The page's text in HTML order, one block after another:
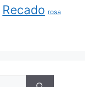
Recado rosa